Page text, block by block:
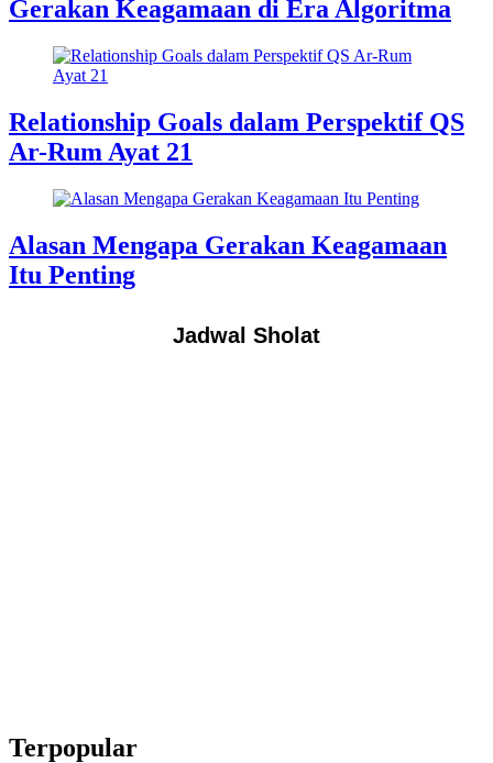
Gerakan Keagamaan di Era Algoritma
Relationship Goals dalam Perspektif QS
Ar-Rum Ayat 21
Alasan Mengapa Gerakan Keagamaan
Itu Penting
Jadwal Sholat
Terpopular